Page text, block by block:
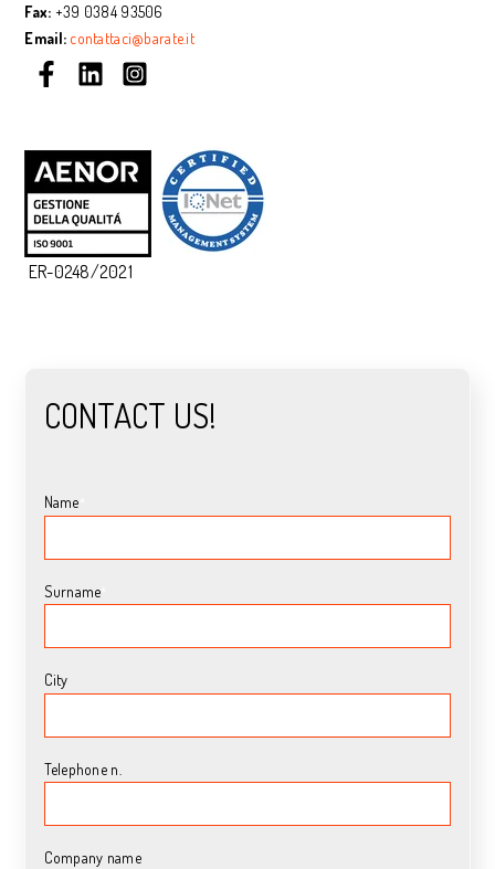
Fax: +39 0384 93506
Email: contattaci@barate.it
ER-0248/2021
CONTACT US!
Name
Surname
City
Telephone n.
Company name